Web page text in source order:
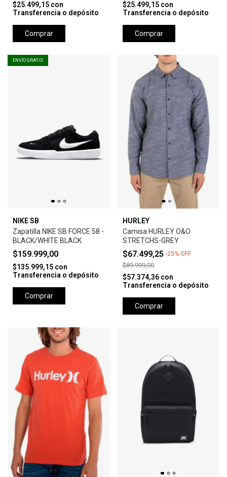
$25.499,15 con
Transferencia o depósito
Comprar
$25.499,15 con
Transferencia o depósito
Comprar
ENVÍO GRATIS
NIKE SB
Zapatilla NIKE SB FORCE 58 -
BLACK/WHITE BLACK
$159.999,00
$135.999,15 con
Transferencia o depósito
Comprar
HURLEY
Camisa HURLEY O&O
STRETCHS-GREY
$67.499,25 -25% OFF
$89.999,00
$57.374,36 con
Transferencia o depósito
Comprar